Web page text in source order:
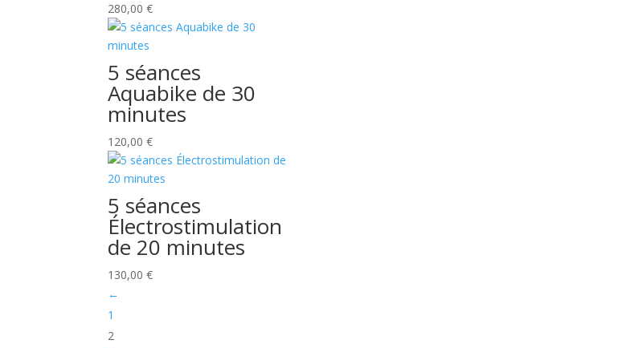
280,00€
5 séances
Aquabike de 30
minutes
120,00€
5 séances
Électrostimulation
de 20 minutes
130,00€
←
1
2